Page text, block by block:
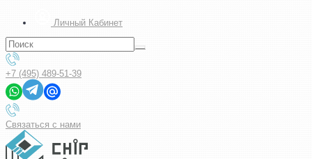
Личный Кабинет
+7 (495) 489-51-39
Связаться с нами